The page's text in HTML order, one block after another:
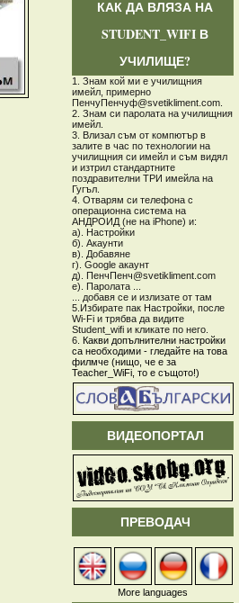
КАК ДА ВЛЯЗА НА
STUDENT_WIFI В
УЧИЛИЩЕ?
1. Знам кой ми е училищния
имейл, примерно
ПенчуПенчуф@svetikliment.com.
2. Знам си паролата на училищния
имейл.
3. Влизал съм от компютър в
залите в час по технологии на
училищния си имейл и съм видял
и изтрил стандартните
поздравителни ТРИ имейла на
Гугъл.
4. Отварям си телефона с
операционна система на
АНДРОИД (не на iPhone) и:
а). Настройки
б). Акаунти
в). Добавяне
г). Google акаунт
д). ПенчПенч@svetikliment.com
е). Паролата ...
... добавя се и излизате от там
5.Избирате пак Настройки, после
Wi-Fi и трябва да видите
Student_wifi и кликате по него.
6. Какви допълнителни настройки
са необходими - гледайте на това
филмче (нищо, че е за
Teacher_WiFi, то е същото!)
ВИДЕОПОРТАЛ
ПРЕВОДАЧ
More languages